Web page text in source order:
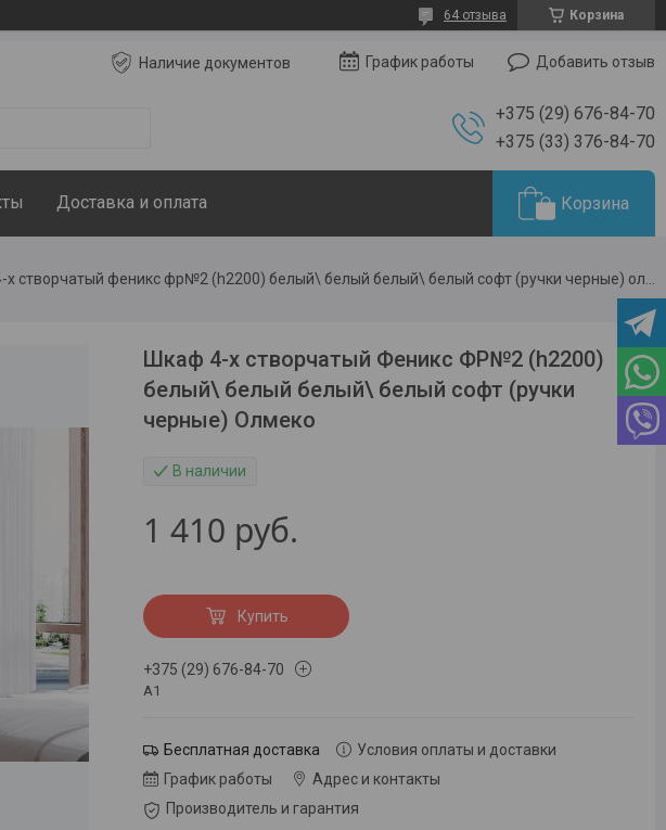
Корзина
64 отзыва
Наличие документов График работы Добавить отзыв
+375 (29) 676-84-70
+375 (33) 376-84-70
Доставка и оплата Корзина
Шкаф 4-x cтворчатый феникс фр№2 (h2200) белый\ белый белый\ белый софт (ручки черные) олмеко
Шкаф 4-x cтворчатый Феникс ФР№2 (h2200)
белый\ белый белый\ белый софт (ручки
черные) Олмеко
В наличии
1 410 руб.
Купить
+375 (29) 676-84-70
А1
Бесплатная доставка
Условия оплаты и доставки
График работы
Адрес и контакты
Производитель и гарантия